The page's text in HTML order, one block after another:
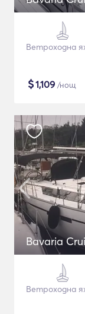
Ветроходна
$1,109 /нощ
Bavaria
Ветроходна